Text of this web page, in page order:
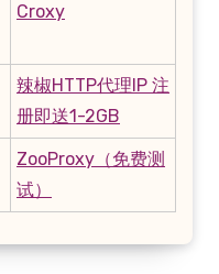
Croxy
辣椒HTTP代理IP 注
册即送1-2GB
ZooProxy（免费测
试）